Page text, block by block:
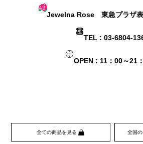
Jewelna Rose 東急プラザ表
TEL : 03-6804-
OPEN : 11：00～21
全ての商品を見る 全国